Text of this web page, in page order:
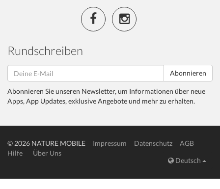
Rundschreiben
Abonnieren
Abonnieren Sie unseren Newsletter, um Informationen über neue
Apps, App Updates, exklusive Angebote und mehr zu erhalten.
© 2026 NATURE MOBILE Impressum Datenschutz
AGB
Hilfe
Über Uns
Deutsch